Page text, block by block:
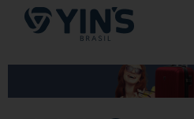
Pular
para
conteúdo